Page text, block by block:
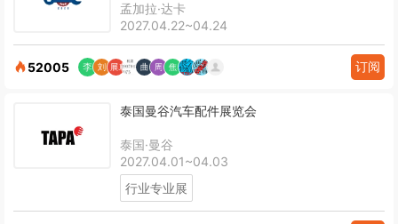
孟加拉·达卡
2027.04.22~04.24
52005 订阅
泰国曼谷汽车配件展览会
泰国·曼谷
2027.04.01~04.03
行业专业展